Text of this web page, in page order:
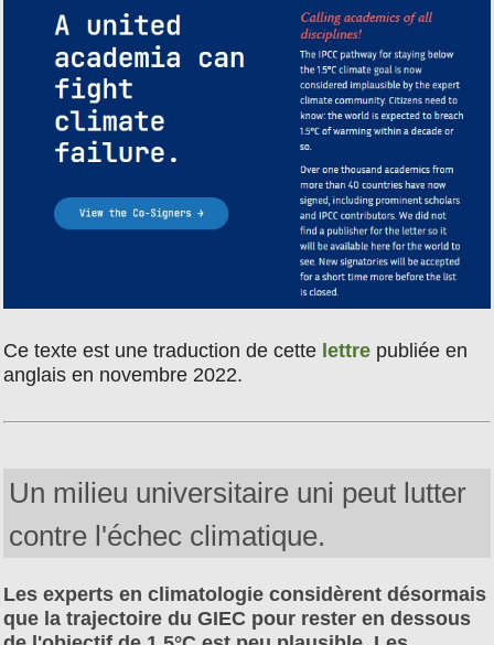
Ce texte est une traduction de cette lettre publiée en
anglais en novembre 2022.
Un milieu universitaire uni peut lutter
contre l'échec climatique.
Les experts en climatologie considèrent désormais
que la trajectoire du GIEC pour rester en dessous